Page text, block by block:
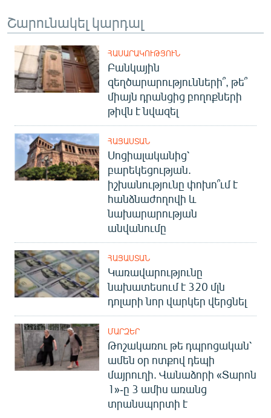
Շարունակել կարդալ
ՀԱՍԱՐԱԿՈՒԹՅՈՒՆ
Բանկային
զեղծարարությունների՞, թե՞
միայն դրանցից բողոքների
թիվն է նվազել
ՀԱՅԱՍՏԱՆ
Սոցիալականից՝
բարեկեցության.
իշխանությունը փոխո՞ւմ է
հանձնաժողովի և
նախարարության
անվանումը
ՀԱՅԱՍՏԱՆ
Կառավարությունը
նախատեսում է 320 մլն
դոլարի նոր վարկեր վերցնել
ՄԱՐԶԵՐ
Թոշակառու թե դպրոցական՝
ամեն օր ոտքով դեպի
մայրուղի. Վանաձորի «Տարոն
1»-ը 3 ամիս առանց
տրանսպորտի է